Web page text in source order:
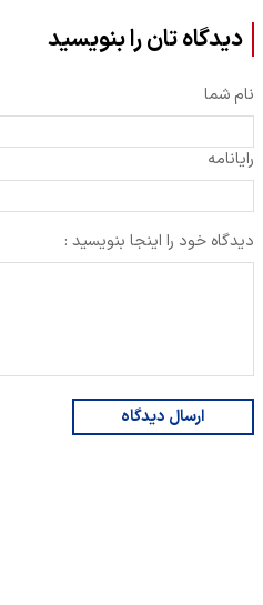
دیدگاه تان را بنویسید
نام شما
رایانامه
دیدگاه خود را اینجا بنویسید :
ارسال دیدگاه